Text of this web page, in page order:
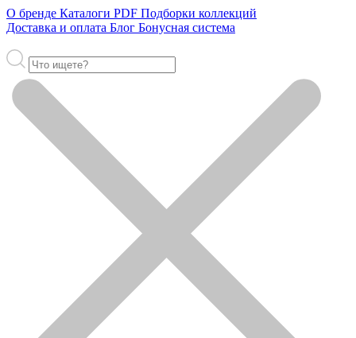
О бренде Каталоги PDF Подборки коллекций
Доставка и оплата Блог Бонусная система